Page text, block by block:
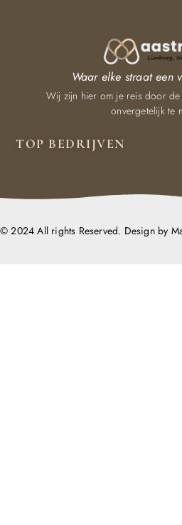
TOP BEDRIJVEN
Waar elke straat een
Wij zijn hier om je reis door de
onvergetelijk te
© 2024 All rights Reserved. Design by